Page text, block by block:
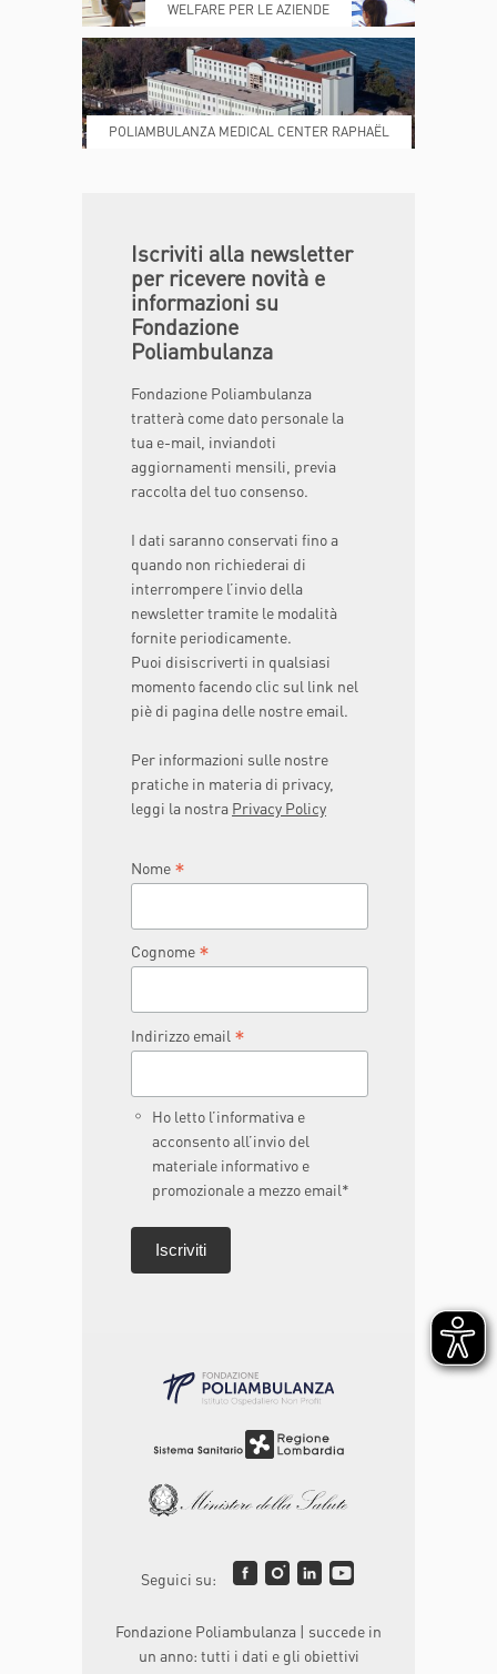
DONA ORA MAGAZINE
WELFARE PER LE AZIENDE
POLIAMBULANZA MEDICAL CENTER RAPHAËL
Iscriviti alla newsletter
per ricevere novità e
informazioni su
Fondazione
Poliambulanza
Fondazione Poliambulanza
tratterà come dato personale la
tua e-mail, inviandoti
aggiornamenti mensili, previa
raccolta del tuo consenso.
I dati saranno conservati fino a
quando non richiederai di
interrompere l’invio della
newsletter tramite le modalità
fornite periodicamente.
Puoi disiscriverti in qualsiasi
momento facendo clic sul link nel
piè di pagina delle nostre email.
Per informazioni sulle nostre
pratiche in materia di privacy,
leggi la nostra Privacy Policy
Nome *
Cognome *
Indirizzo email *
Ho letto l’informativa e
acconsento all’invio del
materiale informativo e
promozionale a mezzo email*
Seguici su:
Fondazione Poliambulanza | succede in
un anno: tutti i dati e gli obiettivi